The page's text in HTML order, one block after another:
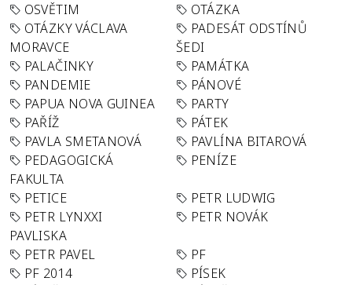
OSVĚTIM
OTÁZKA
OTÁZKY VÁCLAVA
MORAVCE
PADESÁT ODSTÍNŮ
ŠEDI
PALAČINKY
PAMÁTKA
PANDEMIE
PÁNOVÉ
PAPUA NOVA GUINEA
PARTY
PAŘÍŽ
PÁTEK
PAVLA SMETANOVÁ
PAVLÍNA BITAROVÁ
PEDAGOGICKÁ
FAKULTA
PENÍZE
PETICE
PETR LUDWIG
PETR LYNXXI
PAVLISKA
PETR NOVÁK
PETR PAVEL
PF
PF 2014
PÍSEK